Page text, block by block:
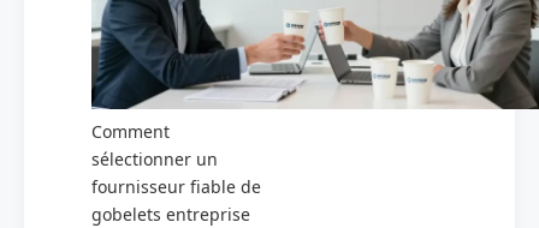
Comment
sélectionner un
fournisseur fiable de
gobelets entreprise